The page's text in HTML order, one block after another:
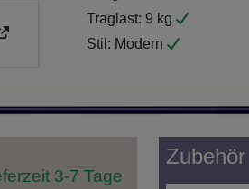
Traglast: 9 kg
Stil: Modern
3-7 Tage
Zubehör